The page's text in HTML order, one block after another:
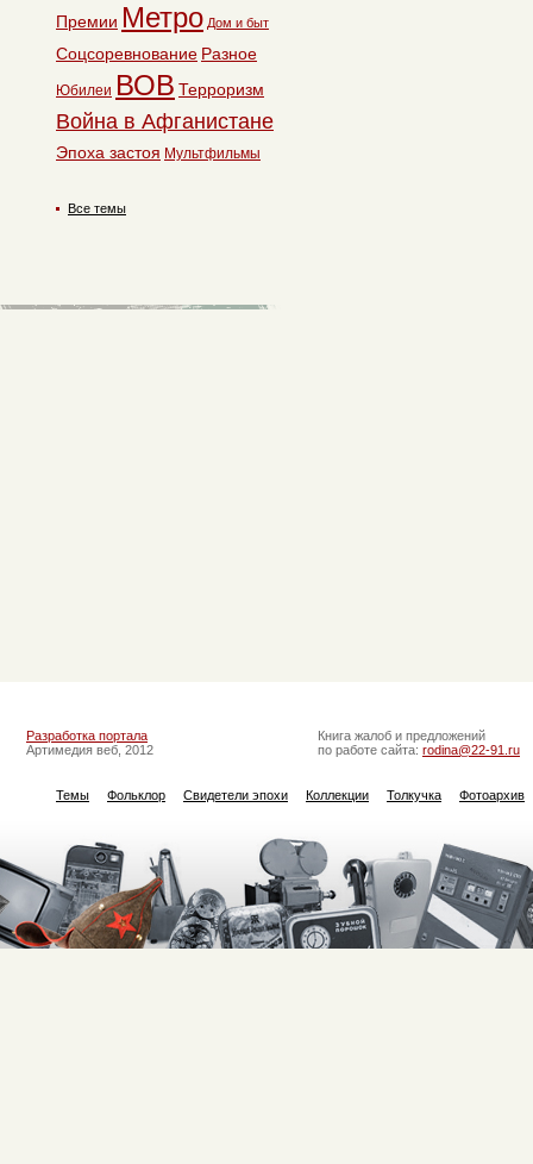
Премии Метро Дом и быт
Соцсоревнование Разное
Юбилеи ВОВ Терроризм
Война в Афганистане
Эпоха застоя Мультфильмы
Все темы
Разработка портала
Артимедия веб, 2012
Книга жалоб и предложений
по работе сайта: rodina@22-91.ru
Темы Фольклор Свидетели эпохи Коллекции Толкучка Фотоархив